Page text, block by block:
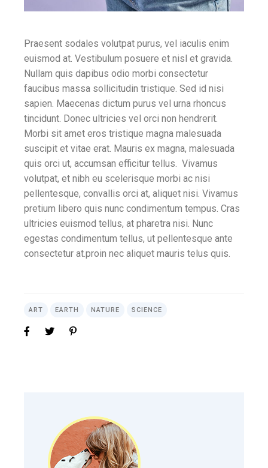
Praesent sodales volutpat purus, vel iaculis enim
euismod at. Vestibulum posuere et nisl et gravida.
Nullam quis dapibus odio morbi consectetur
faucibus massa sollicitudin tristique. Sed id nisi
sapien. Maecenas dictum purus vel urna rhoncus
tincidunt. Donec ultricies vel orci non hendrerit.
Morbi sit amet eros tristique magna malesuada
suscipit et vitae erat. Mauris ex magna, malesuada
quis orci ut, accumsan efficitur tellus. Vivamus
volutpat, et nibh eu scelerisque morbi ac nisi
pellentesque, convallis orci at, aliquet nisi. Vivamus
pretium libero quis nunc condimentum tempus. Cras
ultricies euismod tellus, at pharetra nisi. Nunc
egestas condimentum tellus, ut pellentesque ante
consectetur at.proin nec aliquet mauris telus quis.
ART EARTH NATURE SCIENCE